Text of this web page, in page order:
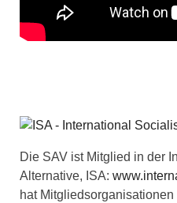
Die SAV ist Mitglied in der
Alternative, ISA:
hat